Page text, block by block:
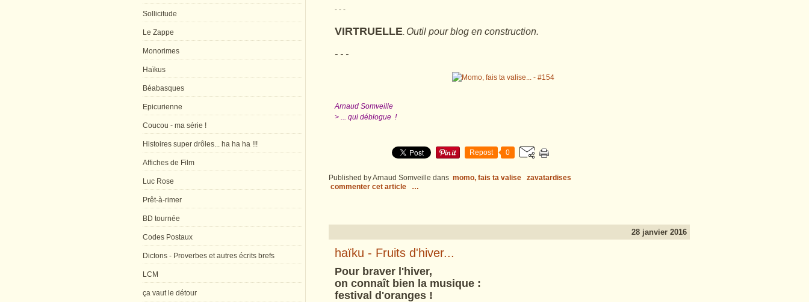
Sollicitude
Le Zappe
Monorimes
Haïkus
Béabasques
Epicurienne
Coucou - ma série !
Histoires super drôles... ha ha ha !!!
Affiches de Film
Luc Rose
Prêt-à-rimer
BD tournée
Codes Postaux
Dictons - Proverbes et autres écrits brefs
LCM
ça vaut le détour
- - -
VIRTRUELLE. Outil pour blog en construction.
- - -
Arnaud Somveille
> ... qui déblogue !
Repost 0
Published by Arnaud Somveille dans momo, fais ta valise
zavatardises
commenter cet article
…
28 janvier 2016
haïku - Fruits d'hiver...
Pour braver l'hiver,
on connaît bien la musique :
festival d'oranges !